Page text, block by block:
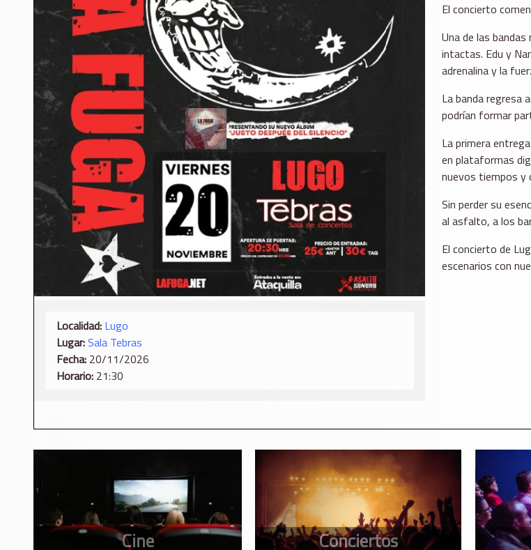
Localidad: Lugo
Lugar:Sala Tebras
Fecha: 20/11/2026
Horario: 21:30
El concierto
Una de las
intactas. Edu y
adrenalina y la
La banda regresa
podrían formar
La primera
en plataformas
nuevos tiempos y
Sin perder su
al asfalto, a los
El concierto de
escenarios con